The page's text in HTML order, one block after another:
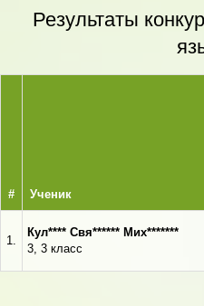
Результаты
# Ученик
1.
Кул**** Свя****** Мих*******
3, 3 класс